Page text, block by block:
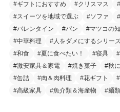
#ギフトにおすすめ
#クリスマス
#スイーツを地域で選ぶ
#ソファ
#バレンタイン
#パン #マツコの
#中華料理
#人をダメにするシリー
#和食
#夏に食べたい！ #寝具
#激安家具＆家電
#焼き菓子 #秋
#缶詰
#肉＆肉料理 #花ギフト
#高級家具
#魚介類＆海産物 #麺類